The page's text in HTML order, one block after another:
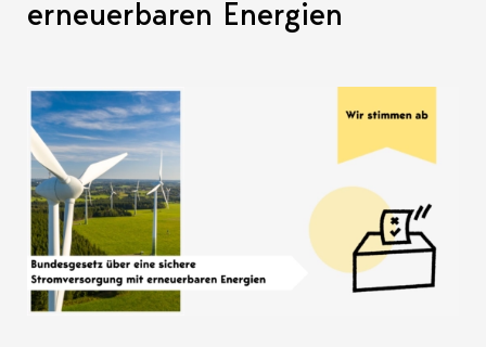
erneuerbaren Energien